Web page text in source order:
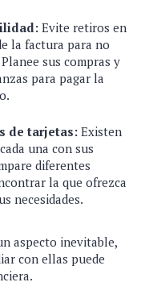
Evite retiros en
la factura para no
sus compras y
para pagar la
de tarjetas: Existen
una con sus
diferentes
la que ofrezca
necesidades.
aspecto inevitable,
con ellas puede